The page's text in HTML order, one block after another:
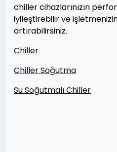
chiller cihazlarınızın
iyileştirebilir ve
artırabilirsiniz.
Chiller
Chiller Soğutma
Su Soğutmalı Chiller